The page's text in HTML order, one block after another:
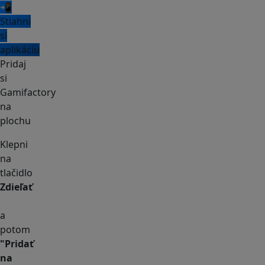
📲
Stiahni
si
aplikáciu
Pridaj
si
Gamifactory
na
plochu
Klepni
na
tlačidlo
Zdieľať
a
potom
"Pridať
na